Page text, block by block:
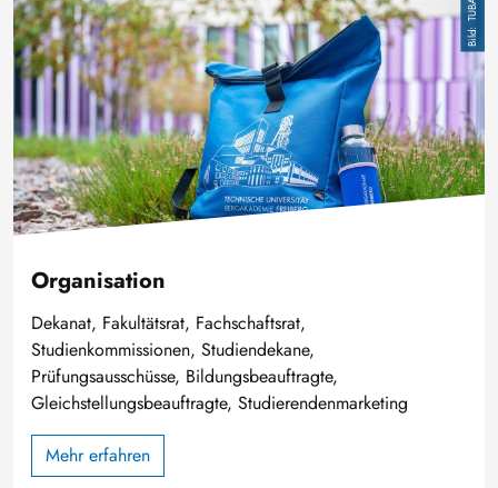
TUBAF
Organisation
Dekanat, Fakultätsrat, Fachschaftsrat,
Studienkommissionen, Studiendekane,
Prüfungsausschüsse, Bildungsbeauftragte,
Gleichstellungsbeauftragte, Studierendenmarketing
Mehr erfahren